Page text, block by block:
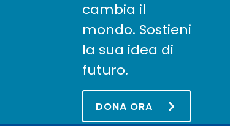
cambia il
mondo. Sostieni
la sua idea di
futuro.
DONA ORA